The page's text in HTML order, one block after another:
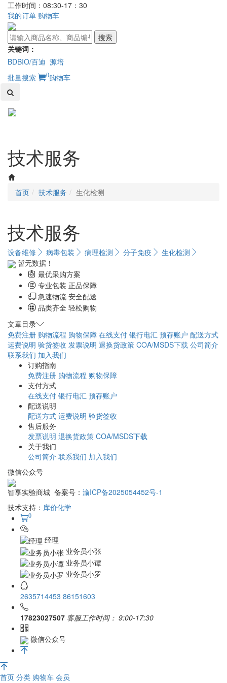
工作时间：08:30-17：30
我的订单 购物车
搜索
关键词：
BDBIO/百迪 源培
批量搜索
0购物车
技术服务
首页 技术服务 生化检测
技术服务
设备维修 病毒包装 病理检测 分子免疫
生化检测
暂无数据！
最优采购方案
专业包装 正品保障
急速物流 安全配送
品类齐全 轻松购物
文章目录
免费注册 购物流程 购物保障 在线支付 银行电汇 预存账户 配送方式
运费说明 验货签收 发票说明 退换货政策 COA/MSDS下载 公司简介
联系我们 加入我们
订购指南
免费注册 购物流程 购物保障
支付方式
在线支付 银行电汇 预存账户
配送说明
配送方式 运费说明 验货签收
售后服务
发票说明 退换货政策 COA/MSDS下载
关于我们
公司简介 联系我们 加入我们
微信公众号
智享实验商城 备案号： 渝ICP备2025054452号-1
技术支持： 库价化学
0
经理
业务员小张
业务员小谭
业务员小罗
2635714453 86151603
17823027507 客服工作时间： 9:00-17:30
微信公众号
首页 分类 购物车 会员